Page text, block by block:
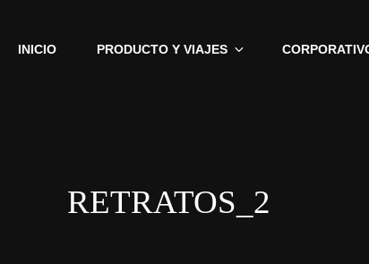
INICIO PRODUCTO Y VIAJES
RETRATOS_2